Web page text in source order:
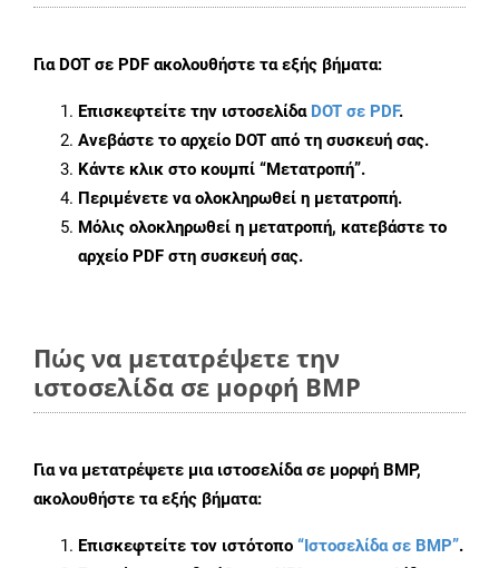
Για DOT σε PDF ακολουθήστε τα εξής βήματα:
Επισκεφτείτε την ιστοσελίδα DOT σε PDF.
Ανεβάστε το αρχείο DOT από τη συσκευή σας.
Κάντε κλικ στο κουμπί “Μετατροπή”.
Περιμένετε να ολοκληρωθεί η μετατροπή.
Μόλις ολοκληρωθεί η μετατροπή, κατεβάστε το
αρχείο PDF στη συσκευή σας.
Πώς να μετατρέψετε την
ιστοσελίδα σε μορφή BMP
Για να μετατρέψετε μια ιστοσελίδα σε μορφή BMP,
ακολουθήστε τα εξής βήματα:
Επισκεφτείτε τον ιστότοπο “Ιστοσελίδα σε BMP”.